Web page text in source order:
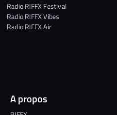
Radio RIFFX Festival
Radio RIFFX Vibes
Radio RIFFX Air
A propos